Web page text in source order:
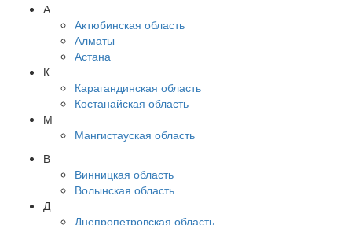
А
Актюбинская область
Алматы
Астана
К
Карагандинская область
Костанайская область
М
Мангистауская область
В
Винницкая область
Волынская область
Д
Днепропетровская область